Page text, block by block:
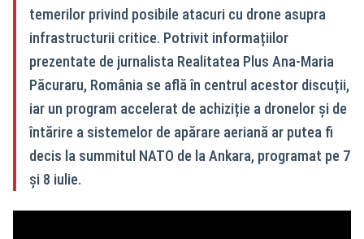
temerilor privind posibile atacuri cu drone asupra
infrastructurii critice. Potrivit informațiilor
prezentate de jurnalista Realitatea Plus Ana-Maria
Păcuraru, România se află în centrul acestor discuții,
iar un program accelerat de achiziție a dronelor și de
întărire a sistemelor de apărare aeriană ar putea fi
decis la summitul NATO de la Ankara, programat pe 7
și 8 iulie.